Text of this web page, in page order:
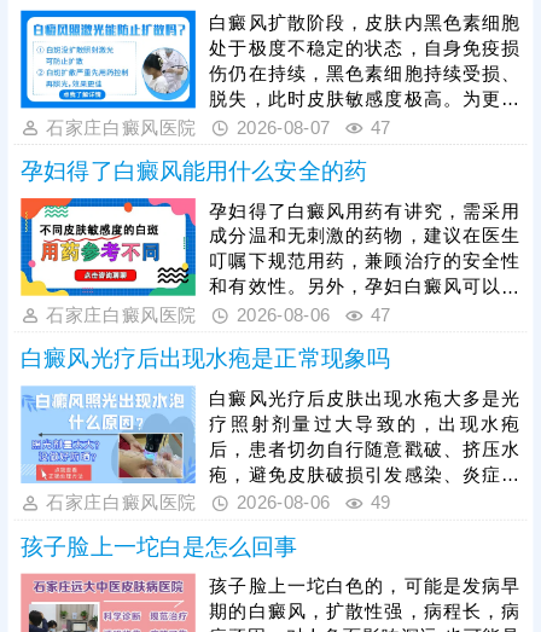
自行购买、胡乱涂抹，必须在医生指
导下对症使用，规避用药风险。临床
中常建议搭配308激光照射联合治
疗，可提升黑色素细胞修复效率，强
化治疗效果。
白癜风扩散阶段，皮肤内黑色素细胞
处于极度不稳定的状态，自身免疫损
伤仍在持续，黑色素细胞持续受损、
脱失，此时皮肤敏感度极高。为更好
保障治疗安全与疗效，临床通常建议
患者先通过药物干预稳定病情，抑制
白斑扩散，具体用药方案需由医生根
据个人病情、体质制定，患者严格遵
医嘱使用，切勿自行用药。待白斑完
全稳定后，再启动光疗，光疗需严控
剂量，采用温和适配的低剂量循序渐
进治疗，同时做好日常护理，规避外
界刺激，稳固病情，提升整体治疗效
果。
石家庄白癜风医院 2026-08-07 47
孕妇得了白癜风能用什么安全的药
孕妇得了白癜风用药有讲究，需采用
成分温和无刺激的药物，建议在医生
叮嘱下规范用药，兼顾治疗的安全性
和有效性。另外，孕妇白癜风可以照
光治疗，如美国进口308准分子激
和正常功能，安全无痛，无毒副作
用。治疗期间还需从自身做起，加强
护理保健，避免不良因素刺激，稳定
免疫状态，逐步令白斑症状减轻。
石家庄白癜风医院 2026-08-06 47
白癜风光疗后出现水疱是正常现象吗
白癜风光疗后皮肤出现水疱大多是光
疗照射剂量过大导致的，出现水疱
后，患者切勿自行随意戳破、挤压水
疱，避免皮肤破损引发感染、炎症，
加重皮肤损伤，甚至诱发白斑扩散、
对症处理，做好创面防护与修复，为
规避该问题，光疗必须由经验丰富的
医生操作，根据患者肤质、白斑部位
及皮肤耐受情况，制定个性化照射剂
石家庄白癜风医院 2026-08-06 49
孩子脸上一坨白是怎么回事
孩子脸上一坨白色的，可能是发病早
期的白癜风，扩散性强，病程长，病